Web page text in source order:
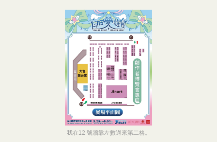
我在12 號牆靠左數過來第二格。